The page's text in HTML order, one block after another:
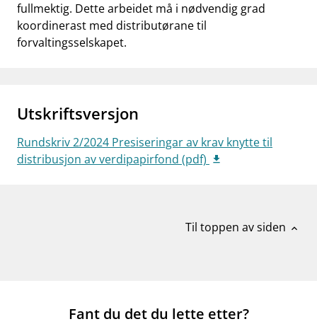
fullmektig. Dette arbeidet må i nødvendig grad
koordinerast med distributørane til
forvaltingsselskapet.
Utskriftsversjon
Rundskriv 2/2024 Presiseringar av krav knytte til
distribusjon av verdipapirfond (pdf)
Til toppen av siden expand_less
Fant du det du lette etter?